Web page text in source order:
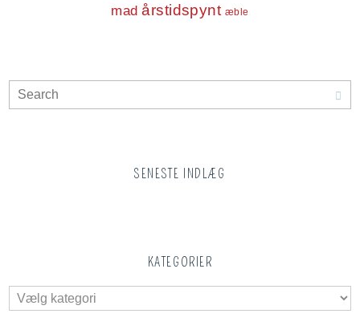
mad årstidspynt æble
SENESTE INDLÆG
KATEGORIER